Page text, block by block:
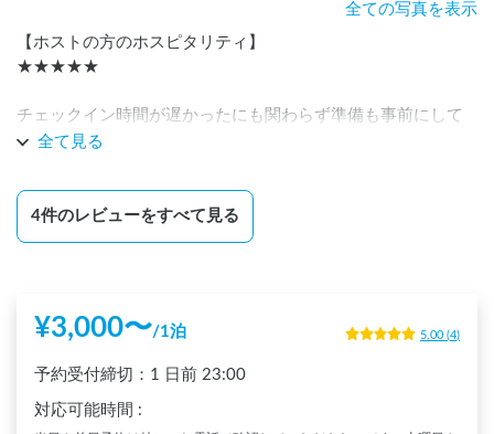
全ての写真を表示
【ホストの方のホスピタリティ】
★★★★★
チェックイン時間が遅かったにも関わらず準備も事前にして
いただき、無人でチェックインできました。ご家族で運営さ
ットホームな空間をご提供いただけました！感動しました！
【設備面】
壁からドラムロールで引っ張って利用させていただきまし
BBQ上は、写真の通り水場と焼き場が一帯になっておりすぐ
横は芝が引いてあり、テントを貼ることも可能です。
全て見る
4件のレビューをすべて見る
¥3,000〜/1泊 5.00 (4)
予約受付締切： 1 日前 23:00
対応可能時間 :